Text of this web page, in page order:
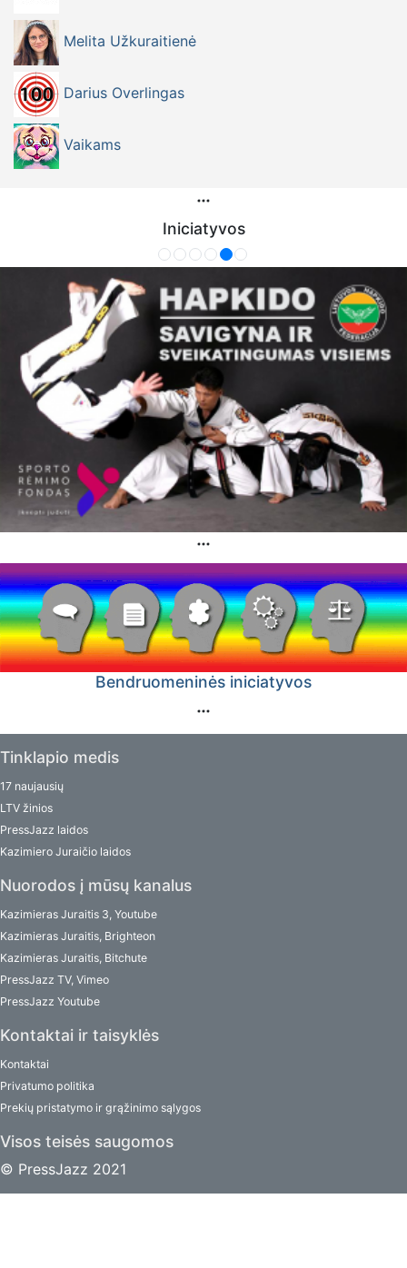
Melita Užkuraitienė
Darius Overlingas
Vaikams
Iniciatyvos
Bendruomeninės iniciatyvos
Tinklapio medis
17 naujausių
LTV žinios
PressJazz laidos
Kazimiero Juraičio laidos
Nuorodos į mūsų kanalus
Kazimieras Juraitis 3, Youtube
Kazimieras Juraitis, Brighteon
Kazimieras Juraitis, Bitchute
PressJazz TV, Vimeo
PressJazz Youtube
Kontaktai ir taisyklės
Kontaktai
Privatumo politika
Prekių pristatymo ir grąžinimo sąlygos
Visos teisės saugomos
© PressJazz 2021